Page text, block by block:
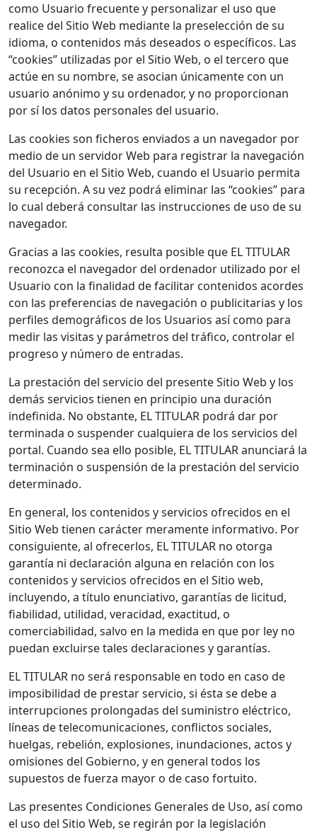
como Usuario frecuente y personalizar el uso que
realice del Sitio Web mediante la preselección de su
idioma, o contenidos más deseados o específicos. Las
“cookies” utilizadas por el Sitio Web, o el tercero que
actúe en su nombre, se asocian únicamente con un
usuario anónimo y su ordenador, y no proporcionan
por sí los datos personales del usuario.
Las cookies son ficheros enviados a un navegador por
medio de un servidor Web para registrar la navegación
del Usuario en el Sitio Web, cuando el Usuario permita
su recepción. A su vez podrá eliminar las “cookies” para
lo cual deberá consultar las instrucciones de uso de su
navegador.
Gracias a las cookies, resulta posible que EL TITULAR
reconozca el navegador del ordenador utilizado por el
Usuario con la finalidad de facilitar contenidos acordes
con las preferencias de navegación o publicitarias y los
perfiles demográficos de los Usuarios así como para
medir las visitas y parámetros del tráfico, controlar el
progreso y número de entradas.
La prestación del servicio del presente Sitio Web y los
demás servicios tienen en principio una duración
indefinida. No obstante, EL TITULAR podrá dar por
terminada o suspender cualquiera de los servicios del
portal. Cuando sea ello posible, EL TITULAR anunciará la
terminación o suspensión de la prestación del servicio
determinado.
En general, los contenidos y servicios ofrecidos en el
Sitio Web tienen carácter meramente informativo. Por
consiguiente, al ofrecerlos, EL TITULAR no otorga
garantía ni declaración alguna en relación con los
contenidos y servicios ofrecidos en el Sitio web,
incluyendo, a título enunciativo, garantías de licitud,
fiabilidad, utilidad, veracidad, exactitud, o
comerciabilidad, salvo en la medida en que por ley no
puedan excluirse tales declaraciones y garantías.
EL TITULAR no será responsable en todo en caso de
imposibilidad de prestar servicio, si ésta se debe a
interrupciones prolongadas del suministro eléctrico,
líneas de telecomunicaciones, conflictos sociales,
huelgas, rebelión, explosiones, inundaciones, actos y
omisiones del Gobierno, y en general todos los
supuestos de fuerza mayor o de caso fortuito.
Las presentes Condiciones Generales de Uso, así como
el uso del Sitio Web, se regirán por la legislación